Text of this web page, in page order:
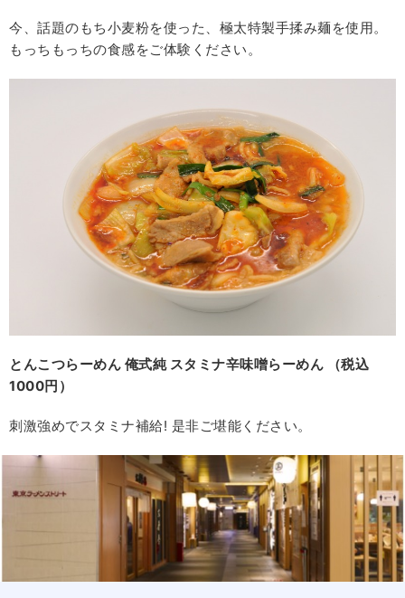
今、話題のもち小麦粉を使った、極太特製手揉み麺を使用。
もっちもっちの食感をご体験ください。
とんこつらーめん 俺式純 スタミナ辛味噌らーめん （税込
1000円）
刺激強めでスタミナ補給! 是非ご堪能ください。